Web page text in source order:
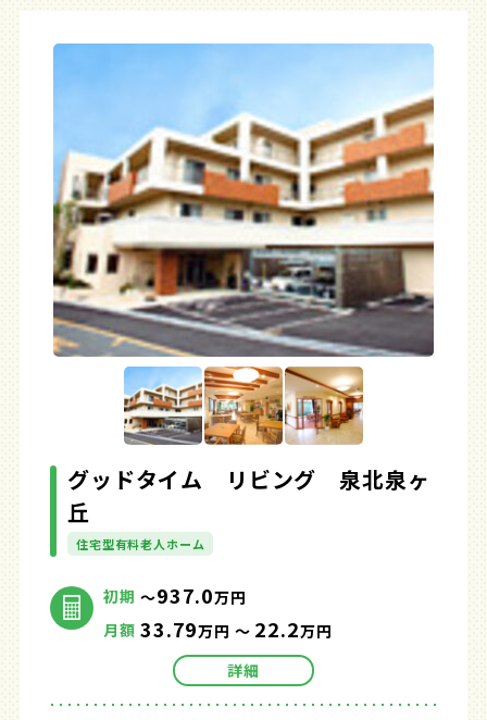
グッドタイム リビング 泉北泉ヶ
丘
住宅型有料老人ホーム
初期 ～937.0万円
月額 33.79万円 ～ 22.2万円
詳細